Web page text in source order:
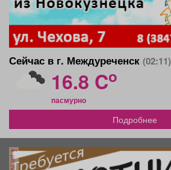
Сейчас в г. Междуреченск (02:11)
16.8 Co
пасмурно
Подробнее